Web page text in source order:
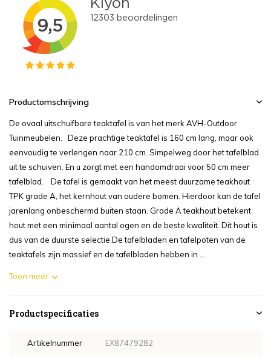
Productomschrijving
De ovaal uitschuifbare teaktafel is van het merk AVH-Outdoor
Tuinmeubelen. Deze prachtige teaktafel is 160 cm lang, maar ook
eenvoudig te verlengen naar 210 cm. Simpelweg door het tafelblad
uit te schuiven. En u zorgt met een handomdraai voor 50 cm meer
tafelblad. De tafel is gemaakt van het meest duurzame teakhout
TPK grade A, het kernhout van oudere bomen. Hierdoor kan de tafel
jarenlang onbeschermd buiten staan. Grade A teakhout betekent
hout met een minimaal aantal ogen en de beste kwaliteit. Dit hout is
dus van de duurste selectie.De tafelbladen en tafelpoten van de
teaktafels zijn massief en de tafelbladen hebben in ...
Toon meer
Productspecificaties
Artikelnummer EX87479282